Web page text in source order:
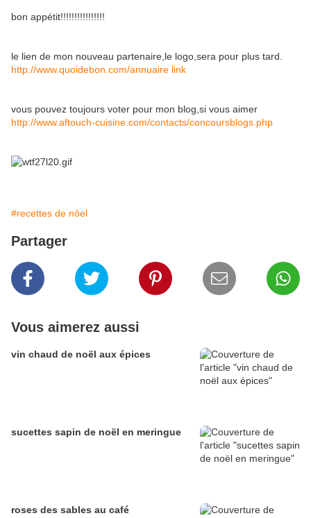
bon appétit!!!!!!!!!!!!!!!!
le lien de mon nouveau partenaire,le logo,sera pour plus tard.
http://www.quoidebon.com/annuaire link
vous pouvez toujours voter pour mon blog,si vous aimer
http://www.aftouch-cuisine.com/contacts/concoursblogs.php
#recettes de nôel
Partager
Vous aimerez aussi
vin chaud de noël aux épices
sucettes sapin de noël en meringue
roses des sables au café